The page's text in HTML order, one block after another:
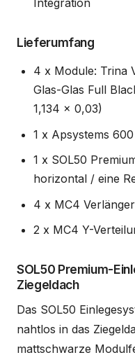
Lieferumfang
4 x Module: Trina
Glas-Glas Full
1,134 x 0,03)
1 x Apsystems
1 x SOL50
horizontal / eine
4 x MC4
2 x MC4 Y-
SOL50 Premium-
Ziegeldach
Das SOL50
nahtlos in das
mattschwarze